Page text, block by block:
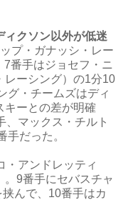
ィクソン以外が低迷
プ・ガナッシ・レー
番手はジョセフ・ニ
レーシング）の1分10
グ・チームズはディ
キーとの差が明確
、マックス・チルト
手だった。
アンドレッティ
。9番手にセバスチャ
んで、10番手はカ